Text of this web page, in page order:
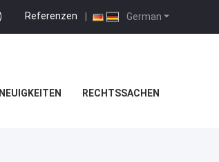
German
Referenzen |
NEUIGKEITEN RECHTSSACHEN